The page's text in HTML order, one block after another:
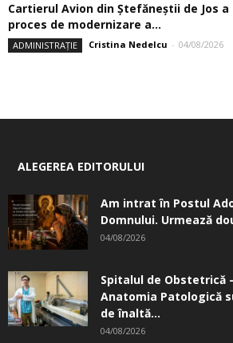
Cartierul Avion din Ştefăneştii de Jos
proces de modernizare a...
ADMINISTRAȚIE Cristina Nedelcu - 04/08/2026
ALEGEREA EDITORULUI
Am intrat în Postul
Domnului. Urmează
04/08/2026
Spitalul de Obstetrică
Anatomia Patologică
de înaltă...
04/08/2026